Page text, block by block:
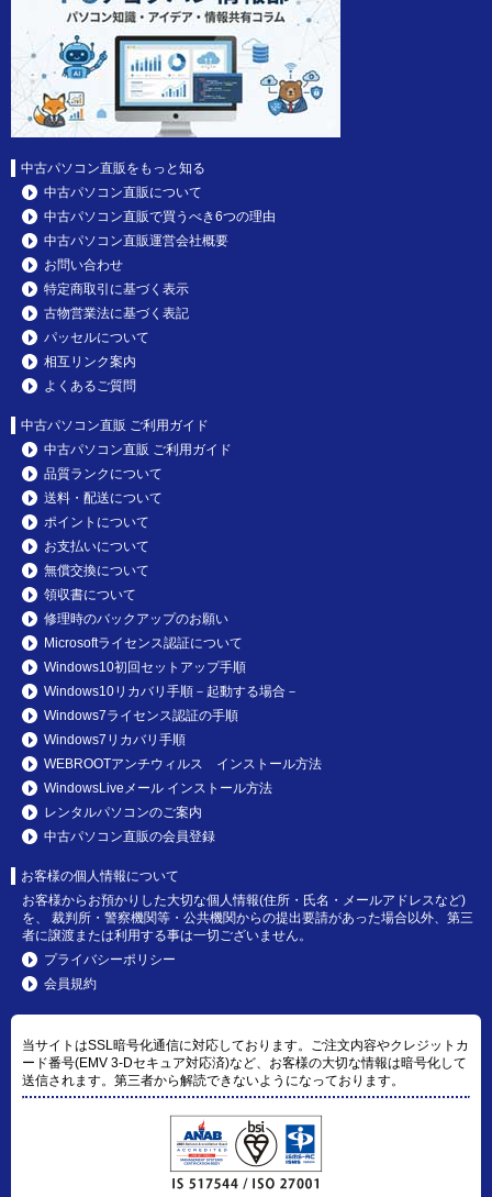
中古パソコン直販をもっと知る
中古パソコン直販について
中古パソコン直販で買うべき6つの理由
中古パソコン直販運営会社概要
お問い合わせ
特定商取引に基づく表示
古物営業法に基づく表記
パッセルについて
相互リンク案内
よくあるご質問
中古パソコン直販 ご利用ガイド
中古パソコン直販 ご利用ガイド
品質ランクについて
送料・配送について
ポイントについて
お支払いについて
無償交換について
領収書について
修理時のバックアップのお願い
Microsoftライセンス認証について
Windows10初回セットアップ手順
Windows10リカバリ手順－起動する場合－
Windows7ライセンス認証の手順
Windows7リカバリ手順
WEBROOTアンチウィルス インストール方法
WindowsLiveメール インストール方法
レンタルパソコンのご案内
中古パソコン直販の会員登録
お客様の個人情報について
お客様からお預かりした大切な個人情報(住所・氏名・メールアドレスなど)
を、 裁判所・警察機関等・公共機関からの提出要請があった場合以外、第三
者に譲渡または利用する事は一切ございません。
プライバシーポリシー
会員規約
当サイトはSSL暗号化通信に対応しております。ご注文内容やクレジットカ
ード番号(EMV 3-Dセキュア対応済)など、お客様の大切な情報は暗号化して
送信されます。第三者から解読できないようになっております。